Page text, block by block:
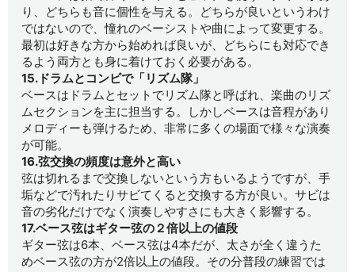
り、どちらも音に個性を与える。どちらが良いというわけ
ではないので、憧れのベーシストや曲によって変更する。
最初は好きな方から始めれば良いが、どちらにも対応でき
るよう両方とも身に着けておく必要がある。
15.ドラムとコンビで「リズム隊」
ベースはドラムとセットでリズム隊と呼ばれ、楽曲のリズ
ムセクションを主に担当する。しかしベースは音程があり
メロディーも弾けるため、非常に多くの場面で様々な演奏
が可能。
16.弦交換の頻度は意外と高い
弦は切れるまで交換しないという方もいるようですが、手
垢などで汚れたりサビてくると交換する方が良い。サビは
音の劣化だけでなく演奏しやすさにも大きく影響する。
17.ベース弦はギター弦の２倍以上の値段
ギター弦は6本、ベース弦は4本だが、太さが全く違うた
めベース弦の方が2倍以上の値段。その分普段の練習では